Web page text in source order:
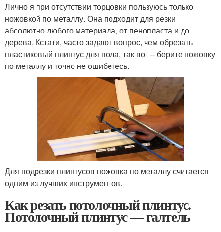
Лично я при отсутствии торцовки пользуюсь только
ножовкой по металлу. Она подходит для резки
абсолютно любого материала, от пенопласта и до
дерева. Кстати, часто задают вопрос, чем обрезать
пластиковый плинтус для пола, так вот – берите ножовку
по металлу и точно не ошибетесь.
Для подрезки плинтусов ножовка по металлу считается
одним из лучших инструментов.
Как резать потолочный плинтус.
Потолочный плинтус — галтель